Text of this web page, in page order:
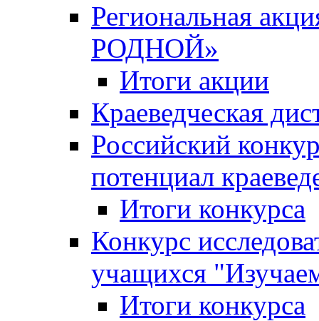
Региональная
РОДНОЙ»
Итоги акции
Краеведческая
Российский
потенциал
Итоги конкурса
Конкурс
учащихся
Итоги конкурса